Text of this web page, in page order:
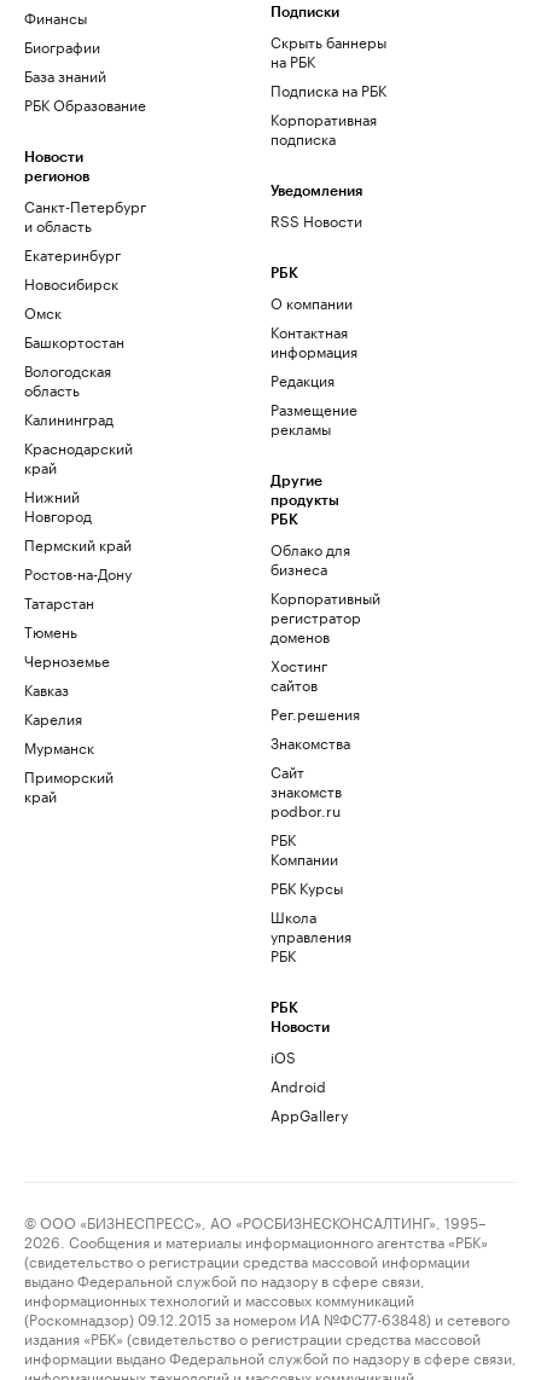
Финансы
Биографии
База знаний
РБК Образование
Новости
регионов
Санкт-Петербург
и область
Екатеринбург
Новосибирск
Омск
Башкортостан
Вологодская
область
Калининград
Краснодарский
край
Нижний
Новгород
Пермский край
Ростов-на-Дону
Татарстан
Тюмень
Черноземье
Кавказ
Карелия
Мурманск
Приморский
край
Подписки
Скрыть баннеры
на РБК
Подписка на РБК
Корпоративная
подписка
Уведомления
RSS Новости
РБК
О компании
Контактная
информация
Редакция
Размещение
рекламы
Другие
продукты
РБК
Облако для
бизнеса
Корпоративный
регистратор
доменов
Хостинг
сайтов
Рег.решения
Знакомства
Сайт
знакомств
podbor.ru
РБК
Компании
РБК Курсы
Школа
управления
РБК
РБК
Новости
iOS
Android
AppGallery
© ООО «БИЗНЕСПРЕСС», АО «РОСБИЗНЕСКОНСАЛТИНГ», 1995–
2026. Сообщения и материалы информационного агентства «РБК»
(свидетельство о регистрации средства массовой информации
выдано Федеральной службой по надзору в сфере связи,
информационных технологий и массовых коммуникаций
(Роскомнадзор) 09.12.2015 за номером ИА №ФС77-63848) и сетевого
издания «РБК» (свидетельство о регистрации средства массовой
информации выдано Федеральной службой по надзору в сфере связи,